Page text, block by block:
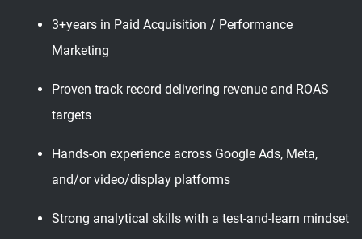
3+years in Paid Acquisition / Performance
Marketing
Proven track record delivering revenue and ROAS
targets
Hands-on experience across Google Ads, Meta,
and/or video/display platforms
Strong analytical skills with a test-and-learn mindset